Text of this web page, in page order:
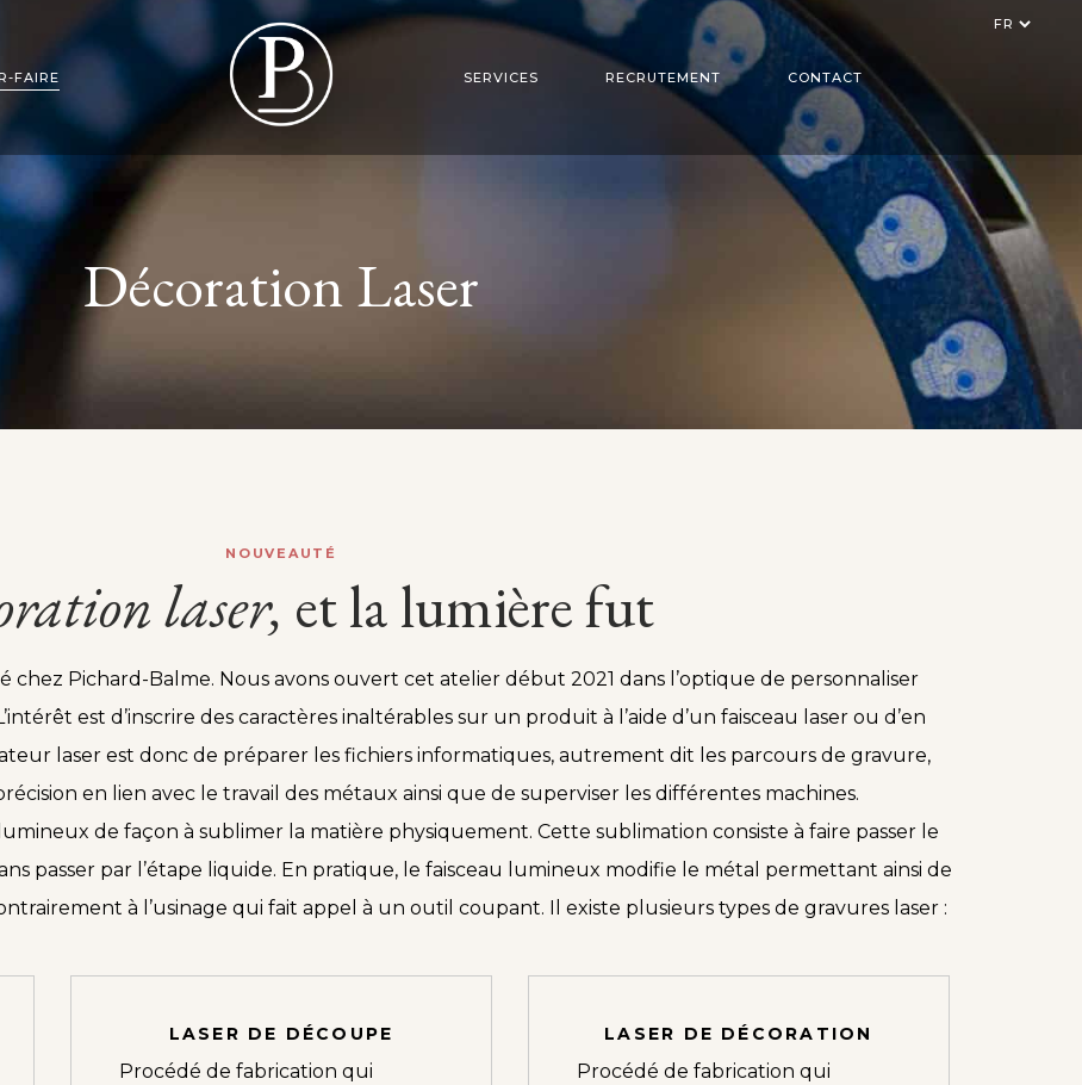
Choisir
FAIRE
SABLAGE
SERVICES RECRUTEMENT CONTACT
Décoration Laser
NOUVEAUTÉ
laser, et la lumière fut
chez Pichard-Balme. Nous avons ouvert cet atelier début 2021 dans l’optique de personnaliser
est d’inscrire des caractères inaltérables sur un produit à l’aide d’un faisceau laser ou d’en
laser est donc de préparer les fichiers informatiques, autrement dit les parcours de gravure,
en lien avec le travail des métaux ainsi que de superviser les différentes machines.
de façon à sublimer la matière physiquement. Cette sublimation consiste à faire passer le
passer par l’étape liquide. En pratique, le faisceau lumineux modifie le métal permettant ainsi de
à l’usinage qui fait appel à un outil coupant. Il existe plusieurs types de gravures laser :
LASER DE DÉCOUPE
Procédé de fabrication qui
LASER DE DÉCORATION
Procédé de fabrication qui